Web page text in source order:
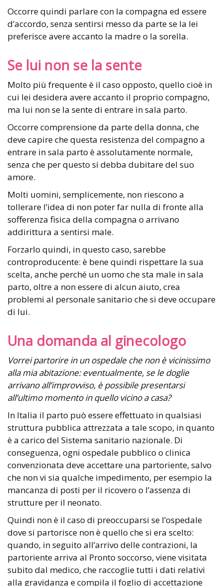
Occorre quindi parlare con la compagna ed essere
d’accordo, senza sentirsi messo da parte se la lei
preferisce avere accanto la madre o la sorella.
Se lui non se la sente
Molto più frequente è il caso opposto, quello cioè in
cui lei desidera avere accanto il proprio compagno,
ma lui non se la sente di entrare in sala parto.
Occorre comprensione da parte della donna, che
deve capire che questa resistenza del compagno a
entrare in sala parto è assolutamente normale,
senza che per questo si debba dubitare del suo
amore.
Molti uomini, semplicemente, non riescono a
tollerare l’idea di non poter far nulla di fronte alla
sofferenza fisica della compagna o arrivano
addirittura a sentirsi male.
Forzarlo quindi, in questo caso, sarebbe
controproducente: è bene quindi rispettare la sua
scelta, anche perché un uomo che sta male in sala
parto, oltre a non essere di alcun aiuto, crea
problemi al personale sanitario che si deve occupare
di lui.
Una domanda al ginecologo
Vorrei partorire in un ospedale che non è vicinissimo
alla mia abitazione: eventualmente, se le doglie
arrivano all’improvviso, è possibile presentarsi
all’ultimo momento in quello vicino a casa?
In Italia il parto può essere effettuato in qualsiasi
struttura pubblica attrezzata a tale scopo, in quanto
è a carico del Sistema sanitario nazionale. Di
conseguenza, ogni ospedale pubblico o clinica
convenzionata deve accettare una partoriente, salvo
che non vi sia qualche impedimento, per esempio la
mancanza di posti per il ricovero o l’assenza di
strutture per il neonato.
Quindi non è il caso di preoccuparsi se l’ospedale
dove si partorisce non è quello che si era scelto:
quando, in seguito all’arrivo delle contrazioni, la
partoriente arriva al Pronto soccorso, viene visitata
subito dal medico, che raccoglie tutti i dati relativi
alla gravidanza e compila il foglio di accettazione